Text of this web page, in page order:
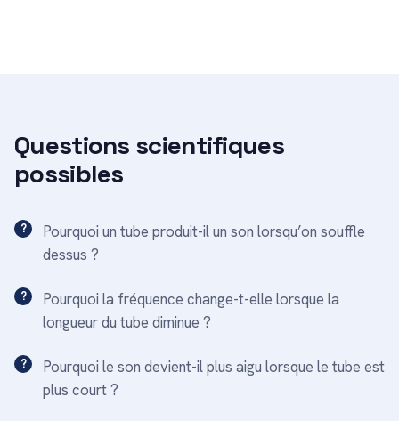
Questions scientifiques
possibles
Pourquoi un tube produit-il un son lorsqu’on souffle
dessus ?
Pourquoi la fréquence change-t-elle lorsque la
longueur du tube diminue ?
Pourquoi le son devient-il plus aigu lorsque le tube est
plus court ?